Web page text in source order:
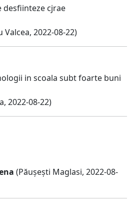
desfiinteze cjrae
Valcea, 2022-08-22)
in scoala subt foarte buni
2022-08-22)
(Păușești Maglasi, 2022-08-